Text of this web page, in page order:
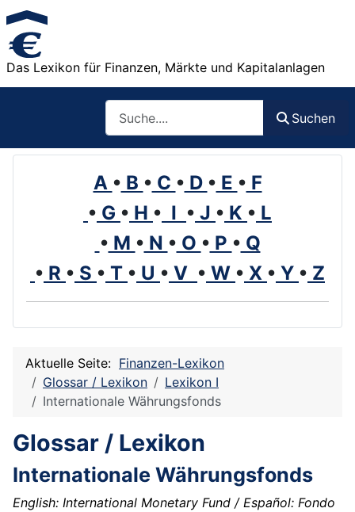
Das Lexikon für Finanzen, Märkte und Kapitalanlagen
Suchen
A • B • C • D • E • F
• G • H • I • J • K • L
• M • N • O • P • Q
• R • S • T • U • V • W • X • Y • Z
Aktuelle Seite: Finanzen-Lexikon
Glossar / Lexikon
Lexikon I
Internationale Währungsfonds
Glossar / Lexikon
Internationale Währungsfonds
English: International Monetary Fund / Español: Fondo